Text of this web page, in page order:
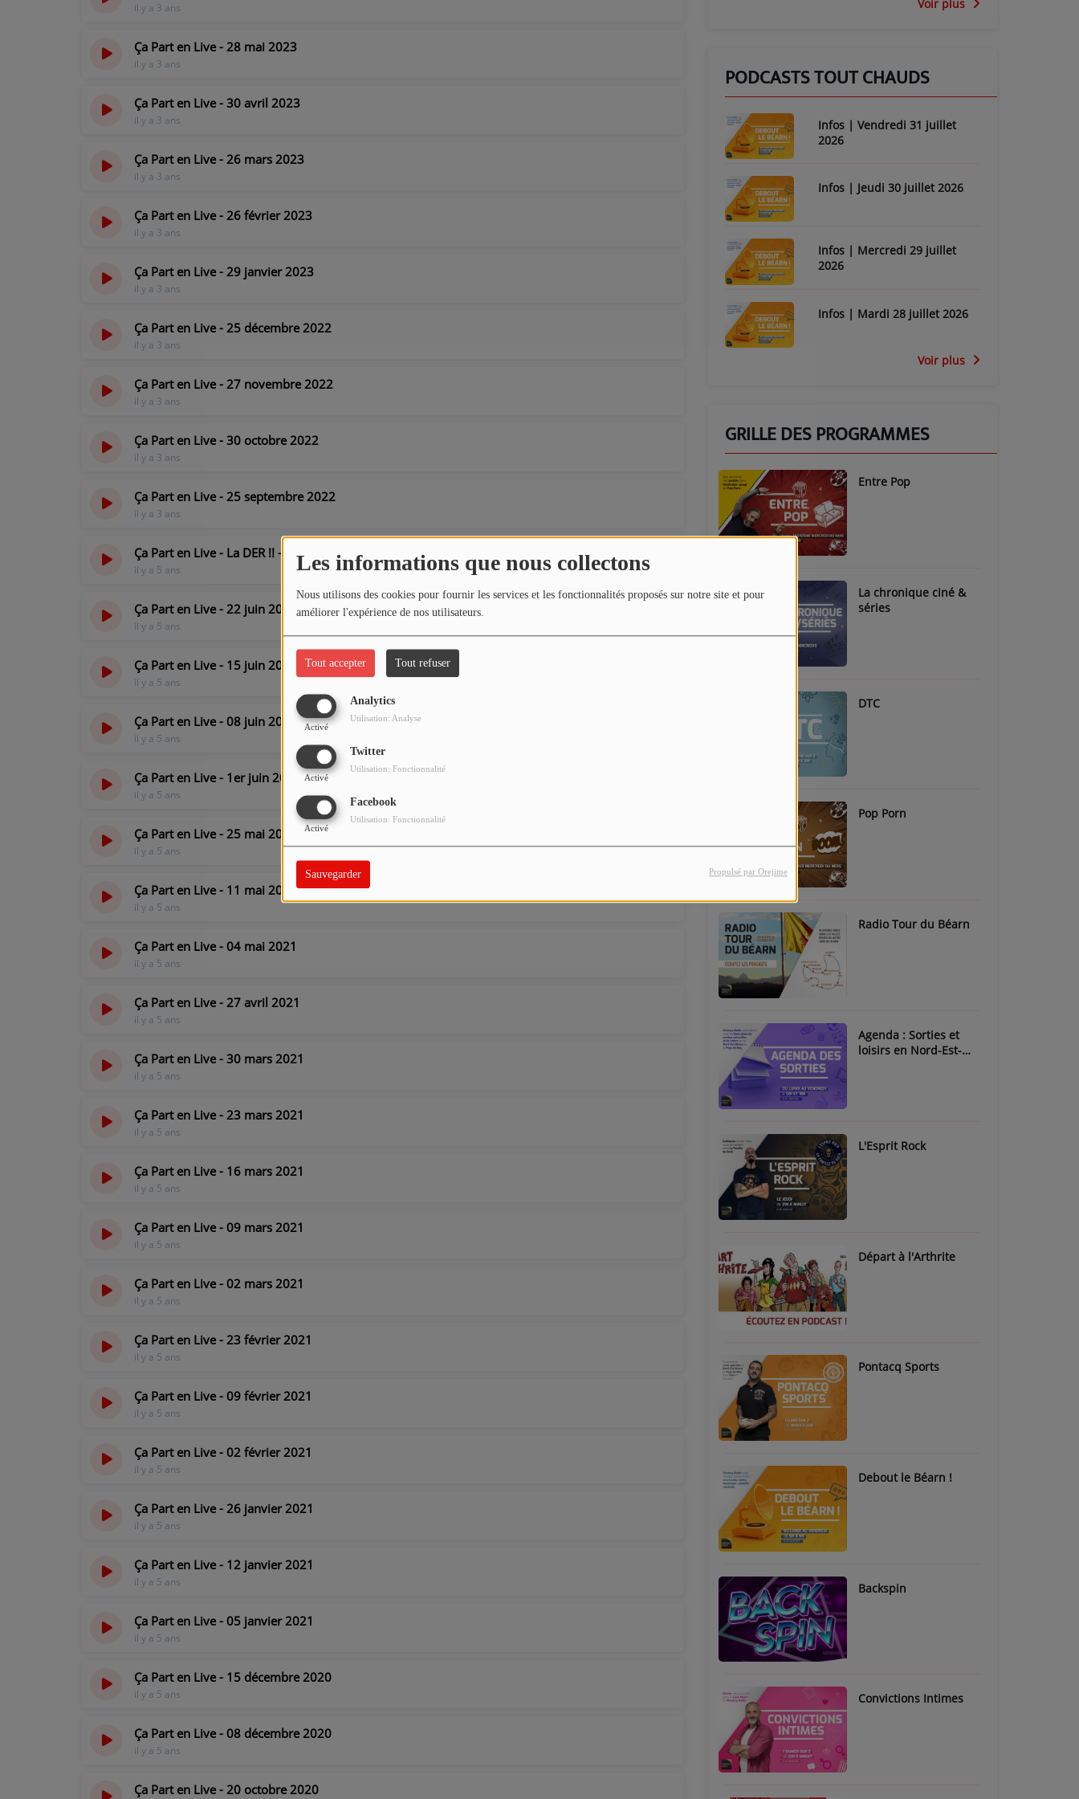
Les informations que nous collectons
Nous utilisons des cookies pour fournir les services et les fonctionnalités proposés sur notre site et pour
améliorer l'expérience de nos utilisateurs.
Tout accepter Tout refuser
Analytics
Activé
Utilisation: Analyse
Twitter
Activé
Utilisation: Fonctionnalité
Facebook
Activé
Utilisation: Fonctionnalité
Sauvegarder Propulsé par Orejime
il y a 3 ans
Ça Part en Live - 28 mai 2023
il y a 3 ans
Ça Part en Live - 30 avril 2023
il y a 3 ans
Ça Part en Live - 26 mars 2023
il y a 3 ans
Ça Part en Live - 26 février 2023
il y a 3 ans
Ça Part en Live - 29 janvier 2023
il y a 3 ans
Ça Part en Live - 25 décembre 2022
il y a 3 ans
Ça Part en Live - 27 novembre 2022
il y a 3 ans
Ça Part en Live - 30 octobre 2022
il y a 3 ans
Ça Part en Live - 25 septembre 2022
il y a 3 ans
Ça Part en Live - La DER !! - 29 juin 2021
il y a 5 ans
Ça Part en Live - 22 juin 2021
il y a 5 ans
Ça Part en Live - 15 juin 2021
il y a 5 ans
Ça Part en Live - 08 juin 2021
il y a 5 ans
Ça Part en Live - 1er juin 2021
il y a 5 ans
Ça Part en Live - 25 mai 2021
il y a 5 ans
Ça Part en Live - 11 mai 2021
il y a 5 ans
Ça Part en Live - 04 mai 2021
il y a 5 ans
Ça Part en Live - 27 avril 2021
il y a 5 ans
Ça Part en Live - 30 mars 2021
il y a 5 ans
Ça Part en Live - 23 mars 2021
il y a 5 ans
Ça Part en Live - 16 mars 2021
il y a 5 ans
Ça Part en Live - 09 mars 2021
il y a 5 ans
Ça Part en Live - 02 mars 2021
il y a 5 ans
Ça Part en Live - 23 février 2021
il y a 5 ans
Ça Part en Live - 09 février 2021
il y a 5 ans
Ça Part en Live - 02 février 2021
il y a 5 ans
Ça Part en Live - 26 janvier 2021
il y a 5 ans
Ça Part en Live - 12 janvier 2021
il y a 5 ans
Ça Part en Live - 05 janvier 2021
il y a 5 ans
Ça Part en Live - 15 décembre 2020
il y a 5 ans
Ça Part en Live - 08 décembre 2020
il y a 5 ans
Ça Part en Live - 20 octobre 2020
Voir plus
PODCASTS TOUT CHAUDS
Infos | Vendredi 31 juillet
2026
Infos | Jeudi 30 juillet 2026
Infos | Mercredi 29 juillet
2026
Infos | Mardi 28 juillet 2026
Voir plus
GRILLE DES PROGRAMMES
Entre Pop
La chronique ciné &
séries
DTC
Pop Porn
Radio Tour du Béarn
Agenda : Sorties et
loisirs en Nord-Est-
L'Esprit Rock
Départ à l'Arthrite
Pontacq Sports
Debout le Béarn !
Backspin
Convictions Intimes